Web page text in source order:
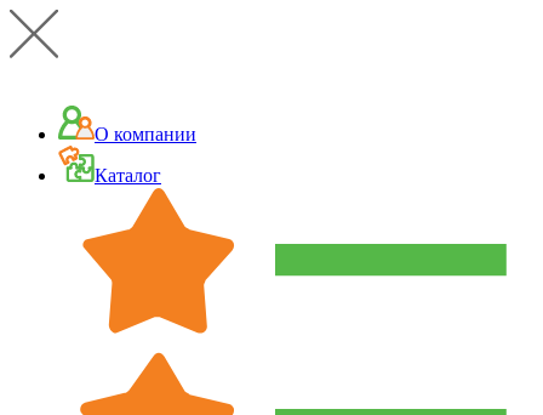
О компании
Каталог